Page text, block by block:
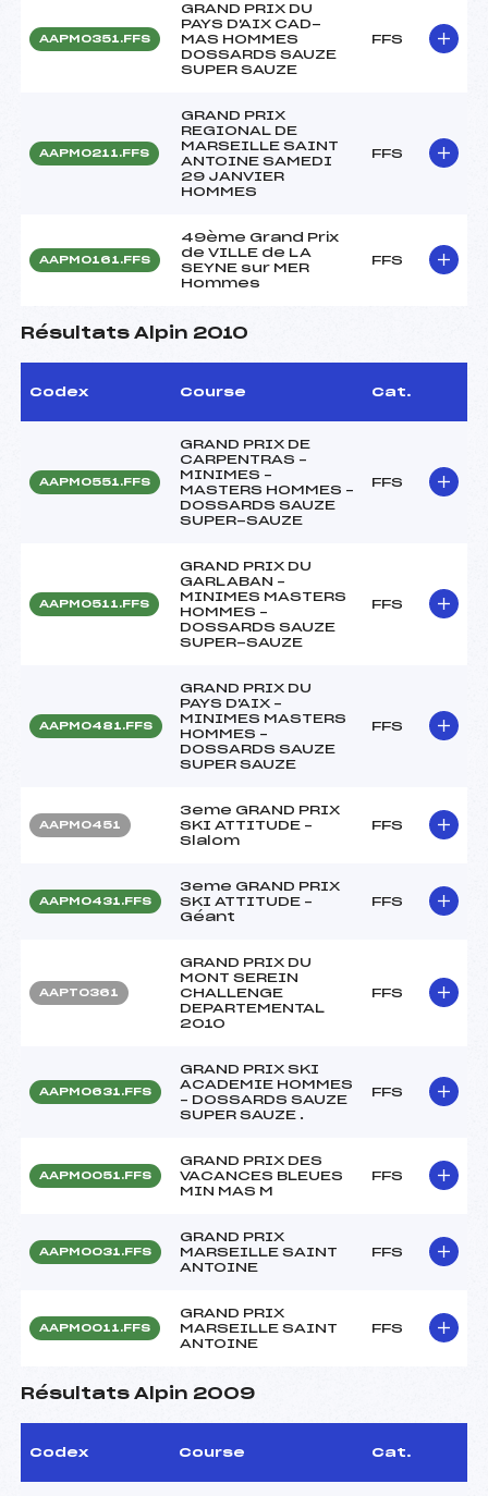
AAPM0351.FFS
GRAND PRIX DU
PAYS D'AIX CAD-
MAS HOMMES
DOSSARDS SAUZE
SUPER SAUZE
FFS
AAPM0211.FFS
GRAND PRIX
REGIONAL DE
MARSEILLE SAINT
ANTOINE SAMEDI
29 JANVIER
HOMMES
FFS
AAPM0161.FFS
49ème Grand Prix
de VILLE de LA
SEYNE sur MER
Hommes
FFS
Résultats Alpin 2010
Codex Course Cat.
AAPM0551.FFS
GRAND PRIX DE
CARPENTRAS –
MINIMES –
MASTERS HOMMES –
DOSSARDS SAUZE
SUPER-SAUZE
FFS
AAPM0511.FFS
GRAND PRIX DU
GARLABAN –
MINIMES MASTERS
HOMMES –
DOSSARDS SAUZE
SUPER-SAUZE
FFS
AAPM0481.FFS
GRAND PRIX DU
PAYS D'AIX –
MINIMES MASTERS
HOMMES –
DOSSARDS SAUZE
SUPER SAUZE
FFS
AAPM0451
3eme GRAND PRIX
SKI ATTITUDE –
Slalom
FFS
AAPM0431.FFS
3eme GRAND PRIX
SKI ATTITUDE –
Géant
FFS
AAPT0361
GRAND PRIX DU
MONT SEREIN
CHALLENGE
DEPARTEMENTAL
2010
FFS
AAPM0631.FFS
GRAND PRIX SKI
ACADEMIE HOMMES
– DOSSARDS SAUZE
SUPER SAUZE .
FFS
AAPM0051.FFS
GRAND PRIX DES
VACANCES BLEUES
MIN MAS M
FFS
AAPM0031.FFS
GRAND PRIX
MARSEILLE SAINT
ANTOINE
FFS
AAPM0011.FFS
GRAND PRIX
MARSEILLE SAINT
ANTOINE
FFS
Résultats Alpin 2009
Codex Course Cat.